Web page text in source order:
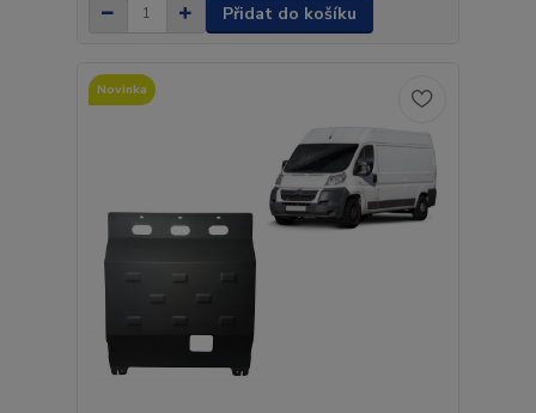
Přidat do košíku
Novinka